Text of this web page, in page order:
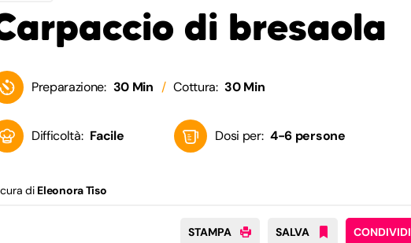
di bresaola
Preparazione: 30 Min Cottura: 30 Min
Difficoltà: Facile Dosi per: 4-6 persone
di Eleonora Tiso
STAMPA SALVA CONDIVIDI